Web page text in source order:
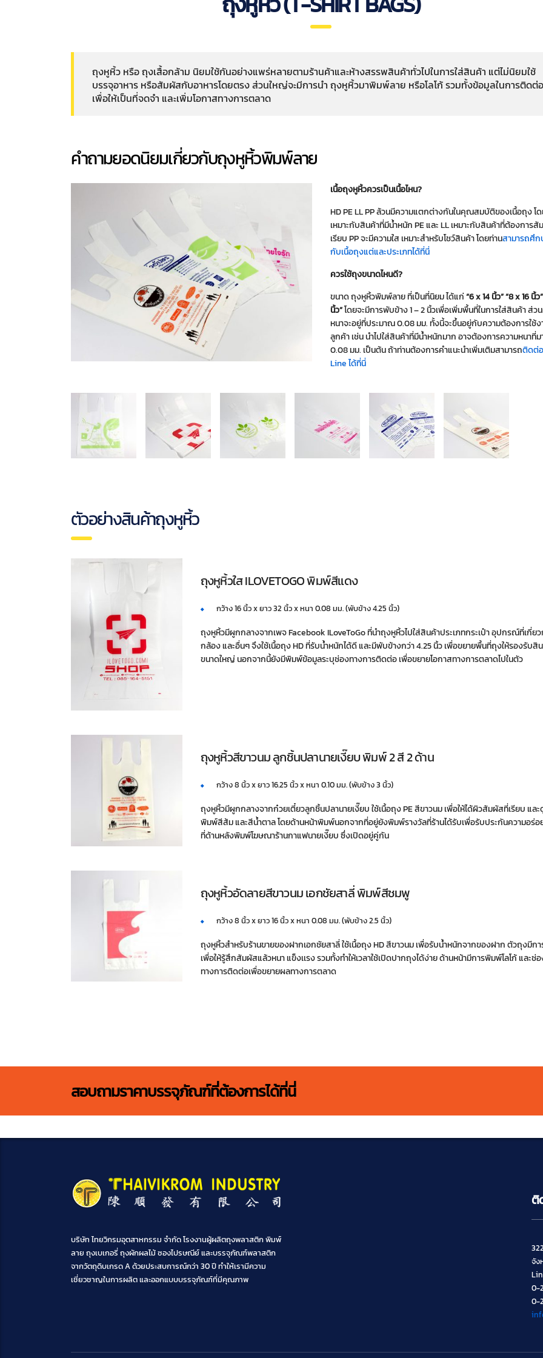
ถุงหูหิ้ว หรือ ถุงเสื้อกล้าม นิยมใช้กันอย่างแพร่หลายตามร้านค้าและห้างสรรพสินค้าทั่วไปในการใส่สินค้า แต่ไม่นิยมใช้
บรรจุอาหาร หรือสัมผัสกับอาหารโดยตรง ส่วนใหญ่จะมีการนำ ถุงหูหิ้วมาพิมพ์ลาย หรือโลโก้ รวมทั้งข้อมูลในการติดต่อ
เพื่อให้เป็นที่จดจำ และเพิ่มโอกาสทางการตลาด
คำถามยอดนิยมเกี่ยวกับถุงหูหิ้วพิมพ์ลาย
เนื้อถุงหูหิ้วควรเป็นเนื้อไหน?
HD PE LL PP ล้วนมีความแตกต่างกันในคุณสมบัติของเนื้อถุง โด
เหมาะกับสินค้าที่มีน้ำหนัก PE และ LL เหมาะกับสินค้าที่ต้องการ
เรียบ PP จะมีความใส เหมาะสำหรับโชว์สินค้า โดยท่านสามารถศึก
กับเนื้อถุงแต่และประเภทได้ที่นี่
ควรใช้ถุงขนาดไหนดี?
ขนาด ถุงหูหิ้วพิมพ์ลาย ที่เป็นที่นิยม ได้แก่“6 x 14 นิ้ว”“8 x 16 นิ้ว
นิ้ว”โดยจะมีการพับข้าง 1 – 2 นิ้วเพื่อเพิ่มพื้นที่ในการใส่สินค้า ส่ว
หนาจะอยู่ที่ประมาณ 0.08 มม. ทั้งนี้จะขึ้นอยู่กับความต้องการใช้
ลูกค้า เช่น นำไปใส่สินค้าที่มีน้ำหนักมาก อาจต้องการความหนาที่
0.08 มม. เป็นต้น ถ้าท่านต้องการคำแนะนำเพิ่มเติมสามารถติดต่อ
Line ได้ที่นี่
ตัวอย่างสินค้าถุงหูหิ้ว
ถุงหูหิ้วใส ILOVETOGO พิมพ์สีเเดง
กว้าง 16 นิ้ว x ยาว 32 นิ้ว x หนา 0.08 มม. (พับข้าง 4.25 นิ้ว)
ถุงหูหิ้วมีผูกกลางจากเพจ Facebook ILoveToGo ที่นำถุงหูหิ้วไปใส่สินค้าประเภทกระเป๋า อุปกรณ์ที่เกี่ย
กล้อง และอื่นๆ จึงใช้เนื้อถุง HD ที่รับน้ำหนักได้ดี และมีพับข้างกว่า 4.25 นิ้ว เพื่อขยายพื้นที่ถุงให้รองรับสิ
ขนาดใหญ่ นอกจากนี้ยังมีพิมพ์ข้อมูลระบุช่องทางการติดต่อ เพื่อขยายโอกาสทางการตลาดไปในตัว
ถุงหูหิ้วสีขาวนม ลูกชิ้นปลานายเงี๊ยบ พิมพ์ 2 สี 2 ด้าน
กว้าง 8 นิ้ว x ยาว 16.25 นิ้ว x หนา 0.10 มม. (พับข้าง 3 นิ้ว)
ถุงหูหิ้วมีผูกกลางจากก๋วยเตี๋ยวลูกชิ้นปลานายเงี๊ยบ ใช้เนื้อถุง PE สีขาวนม เพื่อให้ได้ผิวสัมผัสที่เรียบ และ
พิมพ์สีส้ม และสีน้ำตาล โดยด้านหน้าพิมพ์นอกจากที่อยู่ยังพิมพ์รางวัลที่ร้านได้รับเพื่อรับประกันความอร่อ
ที่ด้านหลังพิมพ์โฆษณาร้านกาแฟนายเงี๊ยบ ซึ่งเปิดอยู่คู่กัน
ถุงหูหิ้วอัดลายสีขาวนม เอกชัยสาลี่ พิมพ์สีชมพู
กว้าง 8 นิ้ว x ยาว 16 นิ้ว x หนา 0.08 มม. (พับข้าง 2.5 นิ้ว)
ถุงหูหิ้วสำหรับร้านขายของฝากเอกชัยสาลี่ ใช้เนื้อถุง HD สีขาวนม เพื่อรับน้ำหนักจากของฝาก ตัวถุงมีก
เพื่อให้รู้สึกสัมผัสแล้วหนา แข็งเเรง รวมทั้งทำให้เวลาใช้เปิดปากถุงได้ง่าย ด้านหน้ามีการพิมพ์โลโก้ และช่
ทางการติดต่อเพื่อขยายผลทางการตลาด
สอบถามราคาบรรจุภัณฑ์ที่ต้องการได้ที่นี่
บริษัท ไทยวิกรมอุตสาหกรรม จำกัด โรงงานผู้ผลิตถุงพลาสติก พิมพ์
ลาย ถุงเบเกอรี่ ถุงผักผลไม้ ซองไปรษณีย์ และบรรจุภัณฑ์พลาสติก
จากวัตถุดิบเกรด A ด้วยประสบการณ์กว่า 30 ปี ทำให้เรามีความ
เชี่ยวชาญในการผลิต และออกแบบบรรจุภัณฑ์ที่มีคุณภาพ
ติ
จัง
0-
0-